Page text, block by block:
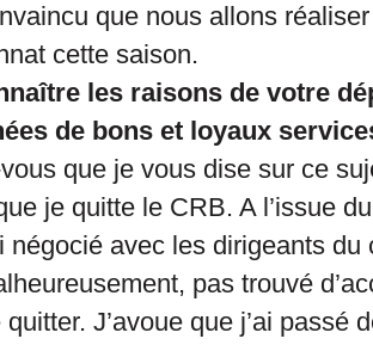
que nous allons
cette saison.
les raisons de votre
de bons et loyaux
que je vous dise sur ce
je quitte le CRB. A l’issue
négocié avec les dirigeants
pas trouvé
J’avoue que j’ai passé